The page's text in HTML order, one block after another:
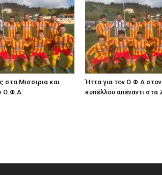
στα Μισσιρια και
Ο.Φ.Α
Ήττα για τον Ο.Φ.Α
κυπέλλου απέναντι στα